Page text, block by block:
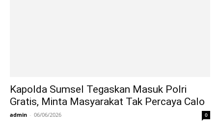
Kapolda Sumsel Tegaskan Masuk Polri
Gratis, Minta Masyarakat Tak Percaya Calo
admin - 06/06/2026 0